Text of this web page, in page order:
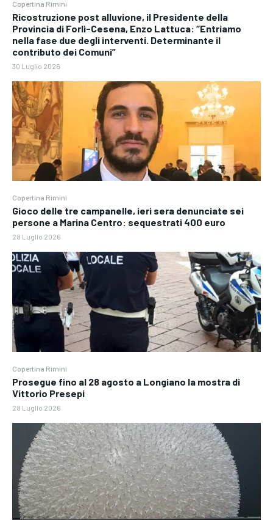
Copertina Rimini
Ricostruzione post alluvione, il Presidente della
Provincia di Forlì-Cesena, Enzo Lattuca: “Entriamo
nella fase due degli interventi. Determinante il
contributo dei Comuni”
30 Luglio 2026
Copertina Rimini
Gioco delle tre campanelle, ieri sera denunciate sei
persone a Marina Centro: sequestrati 400 euro
28 Luglio 2026
Copertina Rimini
Prosegue fino al 28 agosto a Longiano la mostra di
Vittorio Presepi
28 Luglio 2026